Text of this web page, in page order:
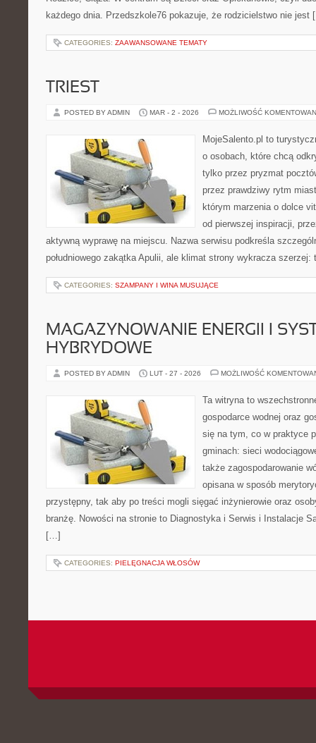
każdego dnia. Przedszkole76 pokazuje, że rodzicielstwo nie jest
CATEGORIES: ZAAWANSOWANE TEMATY
TRIEST
POSTED BY ADMIN MAR - 2 - 2026 MOŻLIWOŚĆ
MojeSalento.pl to
o osobach, które chcą
tylko przez pryzmat
przez prawdziwy rytm
którym marzenia o dolce
od pierwszej inspiracji,
aktywną wyprawę na miejscu. Nazwa serwisu podkreśla
południowego zakątka Apulii, ale klimat strony wykracza
CATEGORIES: SZAMPANY I WINA MUSUJĄCE
MAGAZYNOWANIE ENERGII I
HYBRYDOWE
POSTED BY ADMIN LUT - 27 - 2026 MOŻLIWOŚĆ
Ta witryna to
gospodarce wodnej oraz
się na tym, co w praktyce
gminach: sieci
także zagospodarowanie
opisana w sposób
przystępny, tak aby po treści mogli sięgać inżynierowie oraz
branżę. Nowości na stronie to Diagnostyka i Serwis i Instalacje
[…]
CATEGORIES: PIELĘGNACJA WŁOSÓW